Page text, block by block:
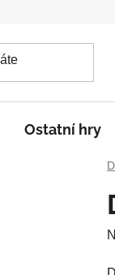
Ostatní hry